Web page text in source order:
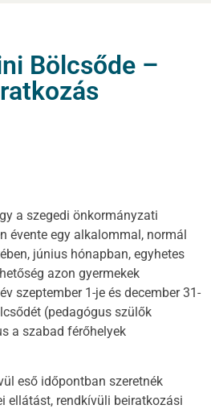
Bölcsőde –
a szegedi önkormányzati
évente egy alkalommal, normál
június hónapban, egyhetes
azon gyermekek
szeptember 1-je és december 31-
(pedagógus szülők
a szabad férőhelyek
eső időpontban szeretnék
ellátást, rendkívüli beiratkozási